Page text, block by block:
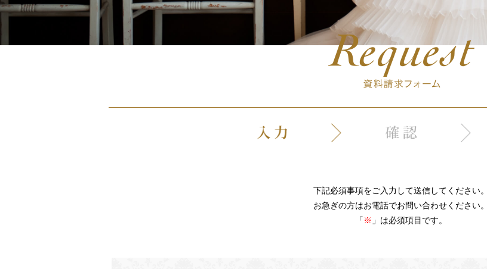
下記必須事項をご入力して送信してください。
お急ぎの方はお電話でお問い合わせください。
「 ※ 」は必須項目です。